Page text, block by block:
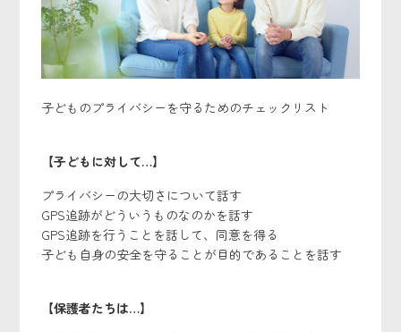
子どものプライバシーを守るためのチェックリスト
【子どもに対して…】
プライバシーの大切さについて話す
GPS追跡がどういうものなのかを話す
GPS追跡を行うことを話して、同意を得る
子ども自身の安全を守ることが目的であることを話す
【保護者たちは…】